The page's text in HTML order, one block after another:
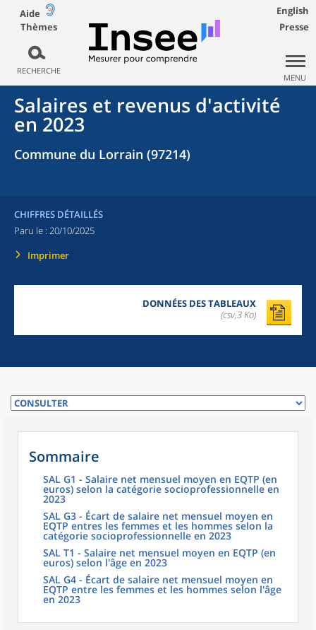
Aide
Thèmes
RECHERCHE
English
Presse
MENU
Salaires et revenus d'activité
en 2023
Commune du Lorrain (97214)
CHIFFRES DÉTAILLÉS
Paru le : 20/10/2025
Imprimer
DONNÉES DES TABLEAUX
(csv,3 Ko)
Sommaire
SAL G1 - Salaire net mensuel moyen en EQTP (en
euros) selon la catégorie socioprofessionnelle en
2023
SAL G3 - Écart de salaire net mensuel moyen en
EQTP entres les femmes et les hommes selon la
catégorie socioprofessionnelle en 2023
SAL T1 - Salaire net mensuel moyen en EQTP (en
euros) selon l'âge en 2023
SAL G4 - Écart de salaire net mensuel moyen en
EQTP entre les femmes et les hommes selon l'âge
en 2023